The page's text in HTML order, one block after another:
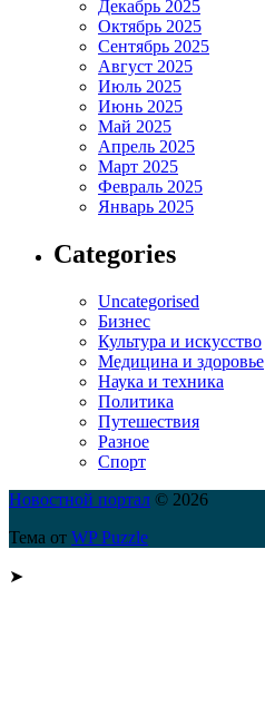
Декабрь 2025
Октябрь 2025
Сентябрь 2025
Август 2025
Июль 2025
Июнь 2025
Май 2025
Апрель 2025
Март 2025
Февраль 2025
Январь 2025
Categories
Uncategorised
Бизнес
Культура и искусство
Медицина и здоровье
Наука и техника
Политика
Путешествия
Разное
Спорт
Новостной портал © 2026
Тема от WP Puzzle
➤